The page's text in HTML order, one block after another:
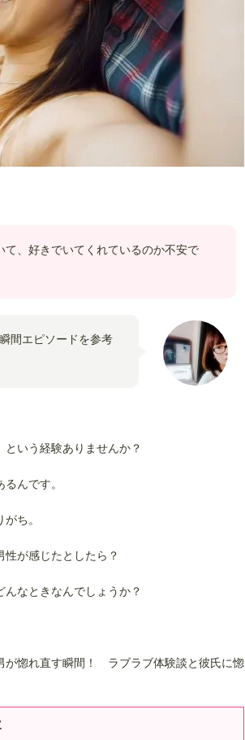
て、好きでいてくれているのか不安で
間エピソードを参考
という経験ありませんか？
んです。
ち。
が感じたとしたら？
なときなんでしょうか？
が惚れ直す瞬間！ ラブラブ体験談と彼氏に惚